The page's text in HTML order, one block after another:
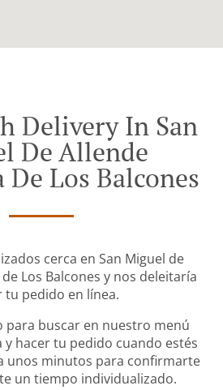
Delivery In San
De Allende
De Los Balcones
cerca en San Miguel de
Los Balcones y nos deleitaría
tu pedido en línea.
para buscar en nuestro menú
hacer tu pedido cuando estés
unos minutos para confirmarte
un tiempo individualizado.